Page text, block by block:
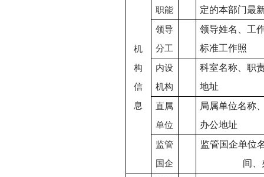
机
构
信
息
职能
定的本部门最
领导
分工
领导姓名、工
标准工作照
内设
机构
科室名称、职
地址
直属
单位
局属单位名称
办公地址
监管
国企
监管国企单位
间、